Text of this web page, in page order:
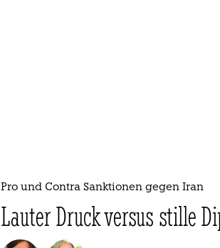
Pro und Contra Sanktionen gegen Iran
Lauter Druck versus stille